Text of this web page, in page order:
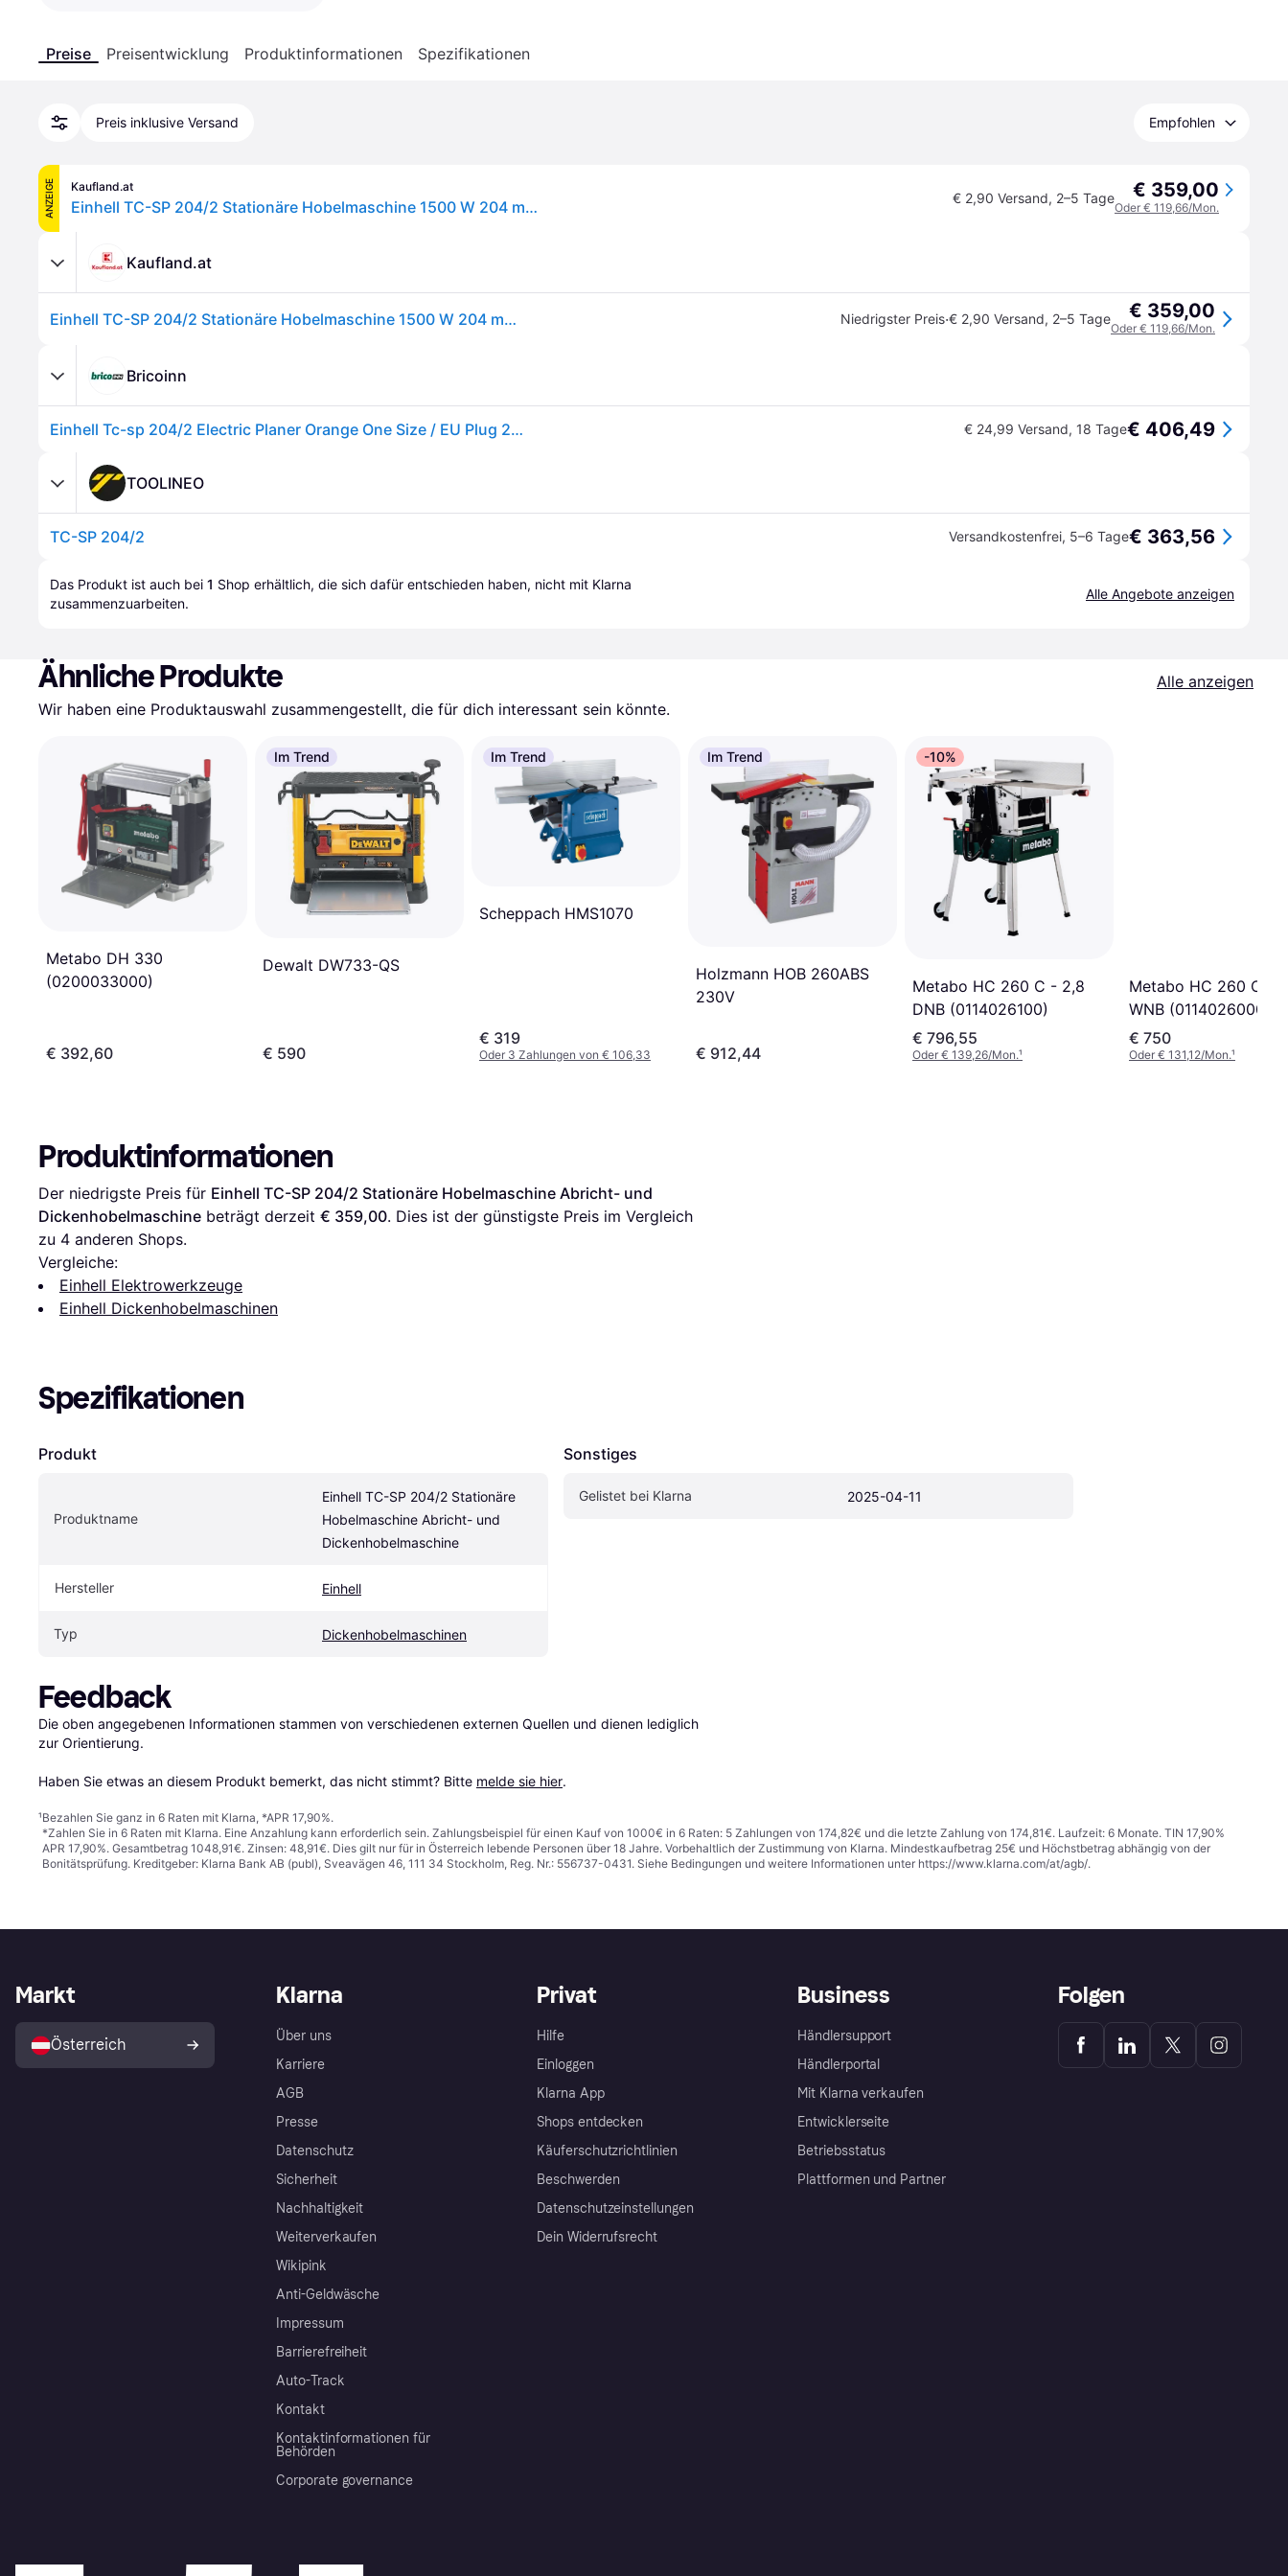
Preise Preisentwicklung Produktinformationen Spezifikationen
Preis inklusive Versand Empfohlen
ANZEIGE Kaufland.at
Einhell TC-SP 204/2 Stationäre Hobelmaschine 1500 W 204 mm Hobelbreite ( 4419952 ) € 2,90 Versand, 2–5 Tage € 359,00
Oder € 119,66/Mon.
Kaufland.at
Einhell TC-SP 204/2 Stationäre Hobelmaschine 1500 W 204 mm Hobelbreite ( 4419952 ) Niedrigster Preis·€ 2,90 Versand, 2–5 Tage € 359,00
Oder € 119,66/Mon.
Bricoinn
Einhell Tc-sp 204/2 Electric Planer Orange One Size / EU Plug 220V € 24,99 Versand, 18 Tage€ 406,49
TOOLINEO
TC-SP 204/2 Versandkostenfrei, 5–6 Tage€ 363,56
Das Produkt ist auch bei 1 Shop erhältlich, die sich dafür entschieden haben, nicht mit Klarna
zusammenzuarbeiten.
Alle Angebote anzeigen
Ähnliche Produkte
Alle anzeigen
Wir haben eine Produktauswahl zusammengestellt, die für dich interessant sein könnte.
Metabo DH 330
(0200033000)
€ 392,60
Im Trend
Dewalt DW733-QS
€ 590
Im Trend
Scheppach HMS1070
€ 319
Oder 3 Zahlungen von € 106,33
Im Trend
Holzmann HOB 260ABS
230V
€ 912,44
-10%
Metabo HC 260 C - 2,8
DNB (0114026100)
€ 796,55
Oder € 139,26/Mon.¹
Metabo HC 260 C -
WNB (0114026000)
€ 750
Oder € 131,12/Mon.¹
Produktinformationen
Der niedrigste Preis für Einhell TC-SP 204/2 Stationäre Hobelmaschine Abricht- und
Dickenhobelmaschine beträgt derzeit € 359,00. Dies ist der günstigste Preis im Vergleich
zu 4 anderen Shops.
Vergleiche:
Einhell Elektrowerkzeuge
Einhell Dickenhobelmaschinen
Spezifikationen
Produkt
Produktname
Einhell TC-SP 204/2 Stationäre
Hobelmaschine Abricht- und
Dickenhobelmaschine
Hersteller Einhell
Typ Dickenhobelmaschinen
Sonstiges
Gelistet bei Klarna 2025-04-11
Feedback
Die oben angegebenen Informationen stammen von verschiedenen externen Quellen und dienen lediglich
zur Orientierung.
Haben Sie etwas an diesem Produkt bemerkt, das nicht stimmt? Bitte melde sie hier.
¹Bezahlen Sie ganz in 6 Raten mit Klarna, *APR 17,90%.
*Zahlen Sie in 6 Raten mit Klarna. Eine Anzahlung kann erforderlich sein. Zahlungsbeispiel für einen Kauf von 1000€ in 6 Raten: 5 Zahlungen von 174,82€ und die letzte Zahlung von 174,81€. Laufzeit: 6 Monate. TIN 17,90%
APR 17,90%. Gesamtbetrag 1048,91€. Zinsen: 48,91€. Dies gilt nur für in Österreich lebende Personen über 18 Jahre. Vorbehaltlich der Zustimmung von Klarna. Mindestkaufbetrag 25€ und Höchstbetrag abhängig von der
Bonitätsprüfung. Kreditgeber: Klarna Bank AB (publ), Sveavägen 46, 111 34 Stockholm, Reg. Nr.: 556737-0431. Siehe Bedingungen und weitere Informationen unter https://www.klarna.com/at/agb/.
Klarna
Über uns
Karriere
AGB
Presse
Datenschutz
Sicherheit
Nachhaltigkeit
Weiterverkaufen
Wikipink
Anti-Geldwäsche
Impressum
Barrierefreiheit
Auto-Track
Kontakt
Kontaktinformationen für
Behörden
Corporate governance
Privat
Hilfe
Einloggen
Klarna App
Shops entdecken
Käuferschutzrichtlinien
Beschwerden
Datenschutzeinstellungen
Dein Widerrufsrecht
Business
Händlersupport
Händlerportal
Mit Klarna verkaufen
Entwicklerseite
Betriebsstatus
Plattformen und Partner
Markt
Österreich
Folgen